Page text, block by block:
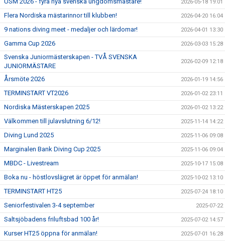
2026-05-18 19:01
Flera Nordiska mästarinnor till klubben! 2026-04-20 16:04
9 nations diving meet - medaljer och lärdomar! 2026-04-01 13:30
Gamma Cup 2026 2026-03-03 15:28
Svenska Juniormästerskapen - TVÅ SVENSKA
JUNIORMÄSTARE
2026-02-09 12:18
Årsmöte 2026 2026-01-19 14:56
TERMINSTART VT2026 2026-01-02 23:11
Nordiska Mästerskapen 2025 2026-01-02 13:22
Välkommen till julavslutning 6/12! 2025-11-14 14:22
Diving Lund 2025 2025-11-06 09:08
Marginalen Bank Diving Cup 2025 2025-11-06 09:04
MBDC - Livestream 2025-10-17 15:08
Boka nu - höstlovslägret är öppet för anmälan! 2025-10-02 13:10
TERMINSTART HT25 2025-07-24 18:10
Seniorfestivalen 3-4 september 2025-07-22
Saltsjöbadens friluftsbad 100 år! 2025-07-02 14:57
Kurser HT25 öppna för anmälan! 2025-07-01 16:28